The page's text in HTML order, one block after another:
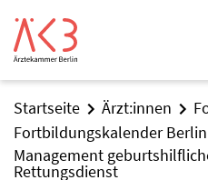
Startseite Ärzt:innen
Fortbildungskalender Berlin
Management
Rettungsdienst